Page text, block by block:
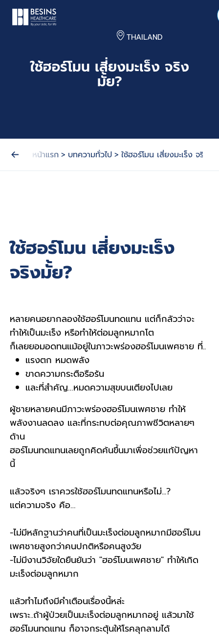
THAILAND
ใช้ฮอร์โมน เสี่ยงมะเร็ง จริง
มั้ย?
หน้าแรก > บทความทั่วไป > ใช้ฮอร์โมน เสี่ยงมะเร็ง จริงมั้
ใช้ฮอร์โมน เสี่ยงมะเร็ง
จริงมั้ย?
หลายคนอยากลองใช้ฮอร์โมนทดแทน แต่ก็กลัวว่าจะ
ทำให้เป็นมะเร็ง หรือทำให้ต่อมลูกหมากโต
ก็เลยยอมอดทนแม้อยู่ในภาวะพร่องฮอร์โมนเพศชาย ที่..
แรงตก หมดพลัง
ขาดความกระตือรือร้น
และที่สำคัญ…หมดความสุขบนเตียงไปเลย
ผู้ชายหลายคนมีภาวะพร่องฮอร์โมนเพศชาย ทำให้
พลังงานลดลง และที่กระทบต่อคุณภาพชีวิตหลายๆ
ด้าน
ฮอร์โมนทดแทนเลยถูกคิดค้นขึ้นมาเพื่อช่วยแก้ปัญหา
นี้
แล้วจริงๆ เราควรใช้ฮอร์โมนทดแทนหรือไม่...?
แต่ความจริง คือ…
-ไม่มีหลักฐานว่าคนที่เป็นมะเร็งต่อมลูกหมากมีฮอร์โมน
เพศชายสูงกว่าคนปกติหรือคนสูงวัย
-ไม่มีงานวิจัยใดยืนยันว่า "ฮอร์โมนเพศชาย" ทำให้เกิด
มะเร็งต่อมลูกหมาก
แล้วทำไมถึงมีคำเตือนเรื่องนี้หล่ะ
เพราะ..ถ้าผู้ป่วยเป็นมะเร็งต่อมลูกหมากอยู่ แล้วมาใช้
ฮอร์โมนทดแทน ก็อาจกระตุ้นให้โรคลุกลามได้